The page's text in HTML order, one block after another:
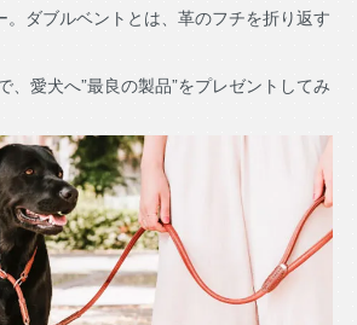
。ダブルベントとは、革のフチを折り返す
、愛犬へ”最良の製品”をプレゼントしてみ